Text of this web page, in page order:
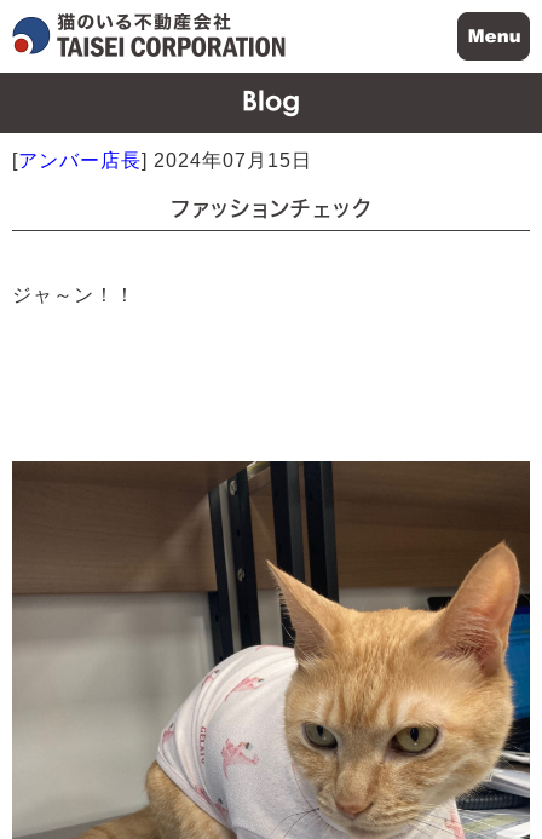
[アンバー店長] 2024年07月15日
ファッションチェック
ジャ～ン！！